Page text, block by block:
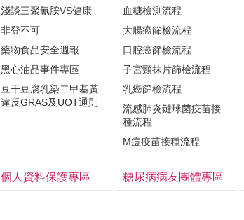
淺談三聚氰胺VS健康
非登不可
藥物食品安全週報
黑心油品事件專區
豆干豆腐乳染二甲基黃-
違反GRAS及UOT通則
血糖檢測流程
大腸癌篩檢流程
口腔癌篩檢流程
子宮頸抹片篩檢流程
乳癌篩檢流程
流感肺炎鏈球菌疫苗接
種流程
M痘疫苗接種流程
個人資料保護專區 糖尿病病友團體專區